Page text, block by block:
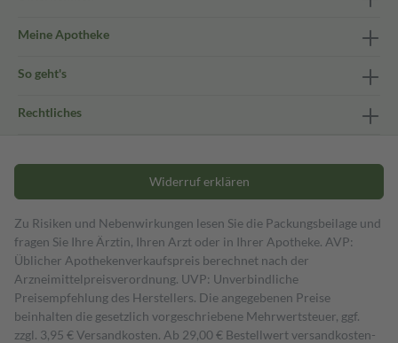
Meine Apotheke
So geht's
Rechtliches
Widerruf erklären
Zu Risiken und Nebenwirkungen lesen Sie die Packungsbeilage und
fragen Sie Ihre Ärztin, Ihren Arzt oder in Ihrer Apotheke. AVP:
Üblicher Apothekenverkaufspreis berechnet nach der
Arzneimittelpreisverordnung. UVP: Unverbindliche
Preisempfehlung des Herstellers. Die angegebenen Preise
beinhalten die gesetzlich vorgeschriebene Mehrwertsteuer, ggf.
zzgl. 3,95 € Versandkosten. Ab 29,00 € Bestell­wert versand­kosten­